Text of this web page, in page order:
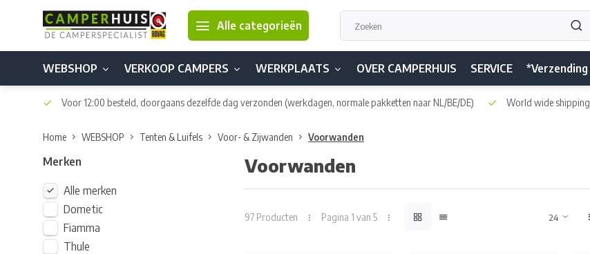
Alle categorieën
WEBSHOP VERKOOP CAMPERS WERKPLAATS OVER CAMPERHUIS SERVICE *Verzending
Voor 12:00 besteld, doorgaans dezelfde dag verzonden (werkdagen, normale pakketten naar NL/BE/DE) World wide shipping
Home WEBSHOP Tenten & Luifels Voor- & Zijwanden Voorwanden
Merken
Alle merken
Dometic
Fiamma
Thule
Voorwanden
97 Producten Pagina 1 van 5